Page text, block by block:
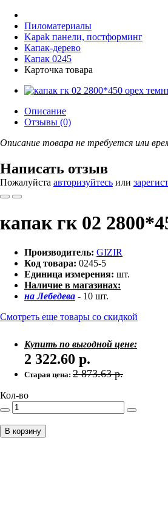
Пиломатериалы
Kapak панели, постформинг
Капак-дерево
Капак 0245
Карточка товара
Описание
Отзывы (0)
Описание товара не требуется или
Написать отзыв
Пожалуйста авторизуйтесь или
капак гк 02
Производитель: GIZIR
Код товара: 0245-5
Единица измерения: шт.
Наличие в магазинах:
на Лебедева - 10 шт.
Смотреть еще товары со скидкой
Купить по выгодной цене:
2 322.60 р.
Старая цена: 2 873.63р.
Кол-во
В корзину